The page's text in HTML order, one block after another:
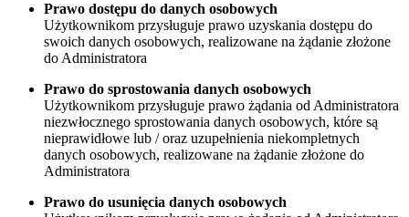
Prawo dostępu do danych osobowych
Użytkownikom przysługuje prawo uzyskania dostępu do
swoich danych osobowych, realizowane na żądanie złożone
do Administratora
Prawo do sprostowania danych osobowych
Użytkownikom przysługuje prawo żądania od Administratora
niezwłocznego sprostowania danych osobowych, które są
nieprawidłowe lub / oraz uzupełnienia niekompletnych
danych osobowych, realizowane na żądanie złożone do
Administratora
Prawo do usunięcia danych osobowych